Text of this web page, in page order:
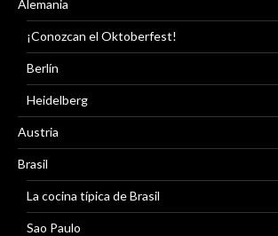
Alemania
¡Conozcan el Oktoberfest!
Berlín
Heidelberg
Austria
Brasil
La cocina típica de Brasil
Sao Paulo